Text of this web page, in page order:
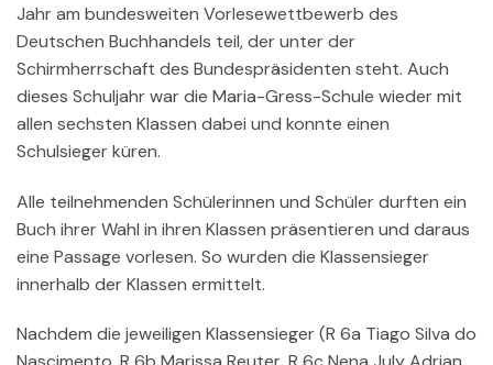
Jahr am bundesweiten Vorlesewettbewerb des
Deutschen Buchhandels teil, der unter der
Schirmherrschaft des Bundespräsidenten steht. Auch
dieses Schuljahr war die Maria-Gress-Schule wieder mit
allen sechsten Klassen dabei und konnte einen
Schulsieger küren.
Alle teilnehmenden Schülerinnen und Schüler durften ein
Buch ihrer Wahl in ihren Klassen präsentieren und daraus
eine Passage vorlesen. So wurden die Klassensieger
innerhalb der Klassen ermittelt.
Nachdem die jeweiligen Klassensieger (R 6a Tiago Silva do